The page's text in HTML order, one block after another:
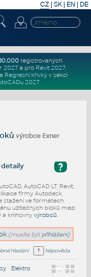
CZ | SK| EN | DE
registrovaných
2027a pro Revit 2027.
a Regresní křivkyv sekci
2027.
výrobce Exner
?
detaily
AutoCAD LT, Revit,
firmy Autodesk.
stažení ve formátech
užitečných bloků mezi
a knihovny výrobců.
(musíte být přihlášeni)
hledání Nápověda
• Elektro•